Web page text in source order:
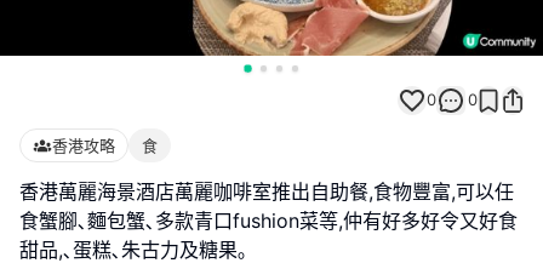
0 0
香港攻略 食
香港萬麗海景酒店萬麗咖啡室推出自助餐,食物豐富,可以任
食蟹腳､麵包蟹､多款青口fushion菜等,仲有好多好令又好食